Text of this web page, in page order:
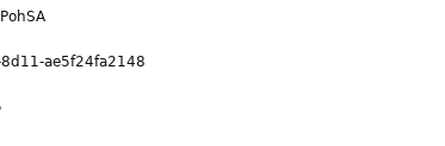
ae5f24fa2148